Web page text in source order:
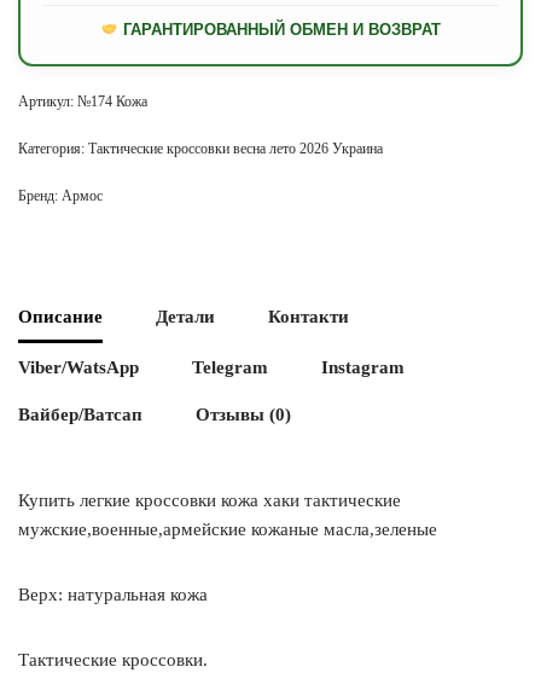
ГАРАНТИРОВАННЫЙ ОБМЕН И ВОЗВРАТ
Артикул: №174 Кожа
Категория: Тактические кроссовки весна лето 2026 Украина
Бренд: Армос
Описание Детали Контакти
Viber/WatsApp Telegram Instagram
Вайбер/Ватсап Отзывы (0)
Купить легкие кроссовки кожа хаки тактические
мужские,военные,армейские кожаные масла,зеленые
Верх: натуральная кожа
Тактические кроссовки.